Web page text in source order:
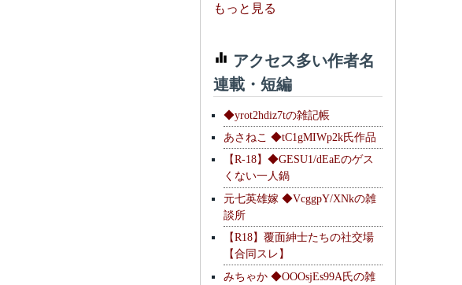
もっと見る
アクセス多い作者名
連載・短編
◆yrot2hdiz7tの雑記帳
あさねこ ◆tC1gMIWp2k氏作品
【R-18】◆GESU1/dEaEのゲス
くない一人鍋
元七英雄嫁 ◆VcggpY/XNkの雑
談所
【R18】覆面紳士たちの社交場
【合同スレ】
みちゃか ◆OOOsjEs99A氏の雑